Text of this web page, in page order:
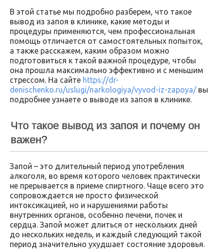
В этой статье мы подробно разберем, что такое
вывод из запоя в клинике, какие методы и
процедуры применяются, чем профессиональная
помощь отличается от самостоятельных попыток,
а также расскажем, каким образом можно
подготовиться к такой важной процедуре, чтобы
она прошла максимально эффективно и с меньшим
стрессом. На сайте https://dr-
denischenko.ru/uslugi/narkologiya/vyvod-iz-zapoya/вы
подробнее узнаете о выводе из запоя в клинике.
Что такое вывод из запоя и почему он
важен?
Запой – это длительный период употребления
алкоголя, во время которого человек практически
не прерывается в приеме спиртного. Чаще всего это
сопровождается не просто физической
интоксикацией, но и нарушениями работы
внутренних органов, особенно печени, почек и
сердца. Запой может длиться от нескольких дней
до нескольких недель, и каждый следующий такой
период значительно ухудшает состояние здоровья.